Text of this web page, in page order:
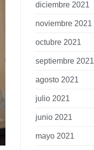
diciembre 2021
noviembre 2021
octubre 2021
septiembre 2021
agosto 2021
julio 2021
junio 2021
mayo 2021